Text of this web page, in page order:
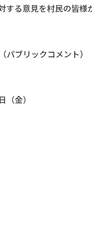
る意見を村民の皆様
ブリックコメント）
金）